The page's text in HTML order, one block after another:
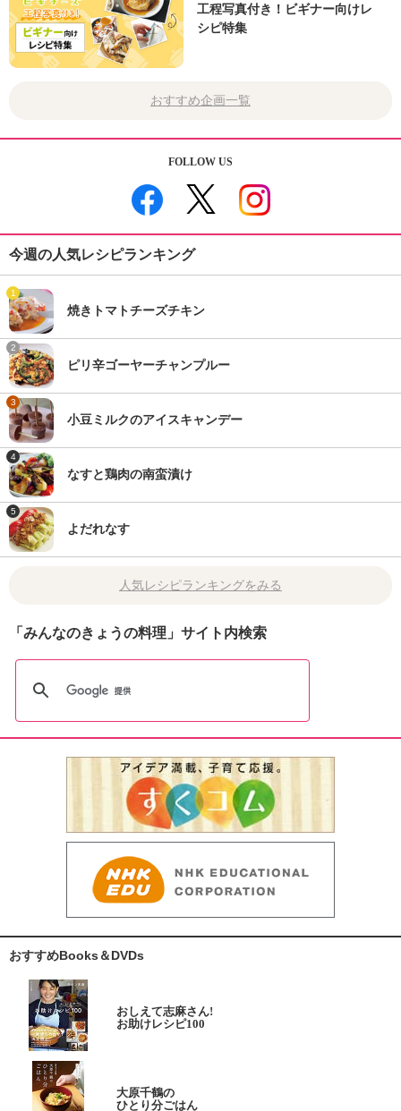
工程写真付き！ビギナー向けレ
シピ特集
おすすめ企画一覧
FOLLOW US
今週の人気レシピランキング
1
焼きトマトチーズチキン
2
ピリ辛ゴーヤーチャンプルー
3
小豆ミルクのアイスキャンデー
4
なすと鶏肉の南蛮漬け
5
よだれなす
人気レシピランキングをみる
「みんなのきょうの料理」サイト内検索
おすすめBooks＆DVDs
おしえて志麻さん!
お助けレシピ100
大原千鶴の
ひとり分ごはん